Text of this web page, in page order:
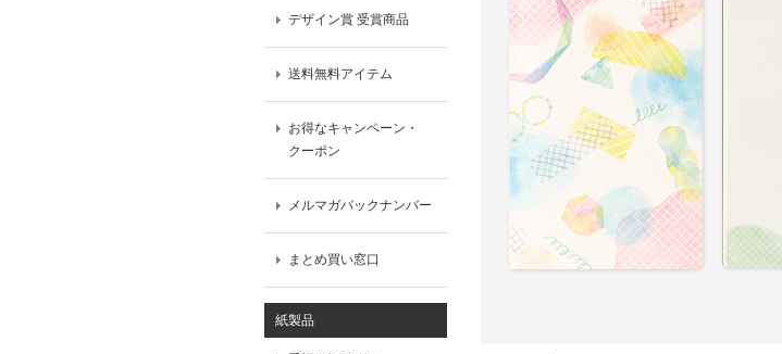
デザイン賞 受賞商品
送料無料アイテム
お得なキャンペーン・
クーポン
メルマガバックナンバー
まとめ買い窓口
紙製品